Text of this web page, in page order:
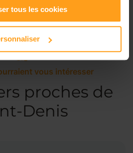
tous les cookies
Ménage
vous intéresser
proches de
Denis